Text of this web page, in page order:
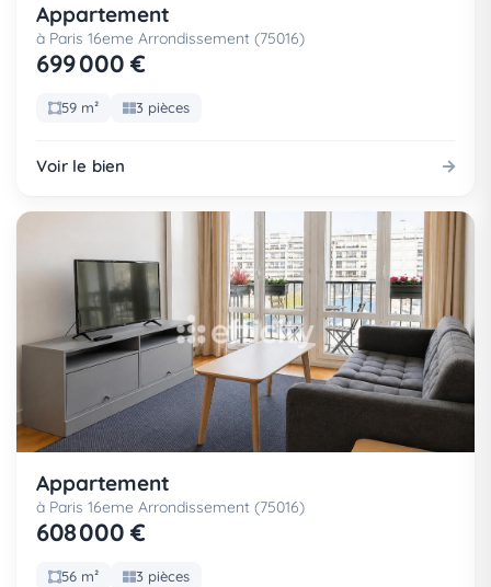
Appartement
à Paris 16eme Arrondissement (75016)
699 000 €
59 m² 3 pièces
Voir le bien
Appartement
à Paris 16eme Arrondissement (75016)
608 000 €
56 m² 3 pièces